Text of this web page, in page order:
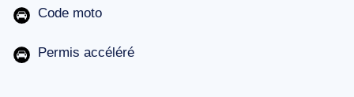
Code moto
Permis accéléré